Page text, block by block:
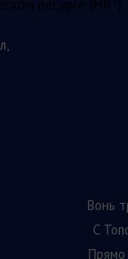
ресурсе (HR )
Вонь
С
Прямо